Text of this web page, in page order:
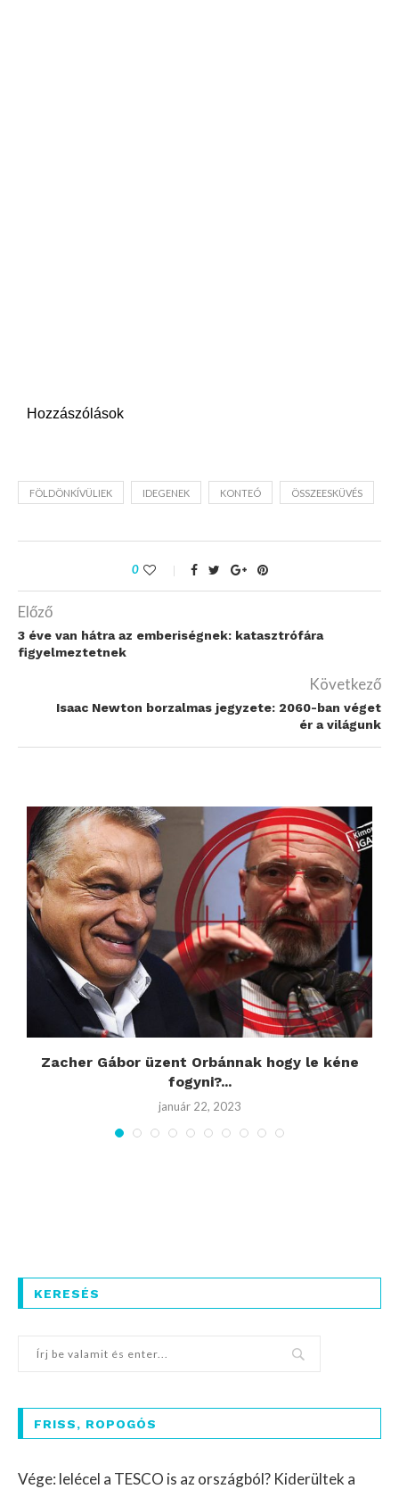
Hozzászólások
FÖLDÖNKÍVÜLIEK IDEGENEK KONTEÓ ÖSSZEESKÜVÉS
0
Előző
3 éve van hátra az emberiségnek: katasztrófára
figyelmeztetnek
Következő
Isaac Newton borzalmas jegyzete: 2060-ban véget
ér a világunk
Zacher Gábor üzent Orbánnak hogy le kéne
fogyni?...
január 22, 2023
KERESÉS
FRISS, ROPOGÓS
Vége: lelécel a TESCO is az országból? Kiderültek a